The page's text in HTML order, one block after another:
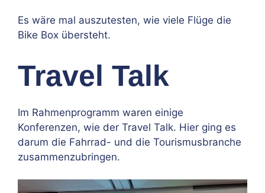
Es wäre mal auszutesten, wie viele Flüge die
Bike Box übersteht.
Travel Talk
Im Rahmenprogramm waren einige
Konferenzen, wie der Travel Talk. Hier ging es
darum die Fahrrad- und die Tourismusbranche
zusammenzubringen.